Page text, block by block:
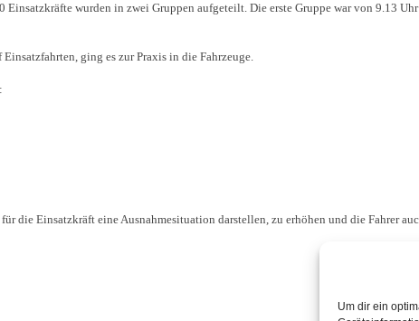
Um dir ein
wurden in zwei Gruppen aufgeteilt. Die erste Gruppe war von 9.13
ging es zur Praxis in die Fahrzeuge.
die Einsatzkräft eine Ausnahmesituation darstellen, zu erhöhen und die Fahrer